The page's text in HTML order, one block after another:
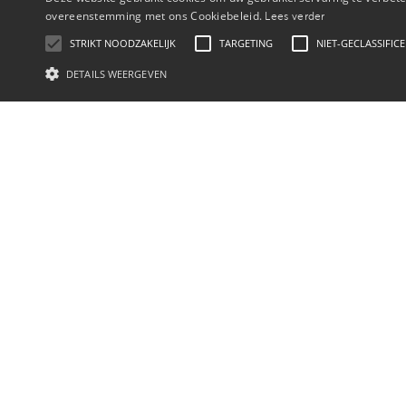
overeenstemming met ons Cookiebeleid. Lees verder
STRIKT NOODZAKELIJK TARGETING NIET-
DETAILS WEERGEVEN